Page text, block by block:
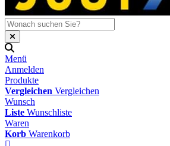
Menü
Anmelden
Produkte
Vergleichen Vergleichen
Wunsch
Liste Wunschliste
Waren
Korb Warenkorb